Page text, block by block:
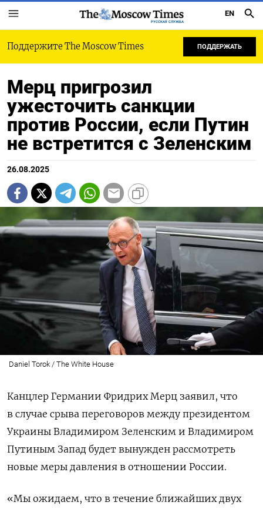
РУССКАЯ СЛУЖБА
EN
Поддержите The Moscow Times ПОДДЕРЖАТЬ
Мерц пригрозил
ужесточить санкции
против России, если Путин
не встретится с Зеленским
26.08.2025
Daniel Torok / The White House
Канцлер Германии Фридрих Мерц заявил, что
в случае срыва переговоров между президентом
Украины Владимиром Зеленским и Владимиром
Путиным Запад будет вынужден рассмотреть
новые меры давления в отношении России.
«Мы ожидаем, что в течение ближайших двух